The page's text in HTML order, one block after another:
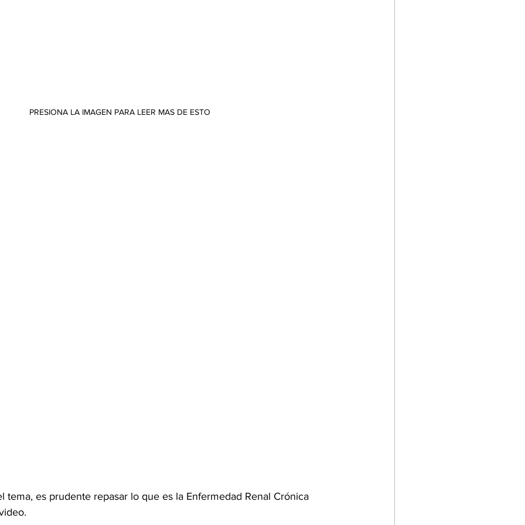
PRESIONA LA IMAGEN PARA LEER MAS DE ESTO
tema, es prudente repasar lo que es la Enfermedad Renal Crónica